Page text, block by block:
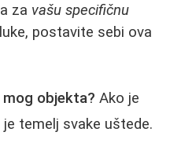
za vašu specifičnu
postavite sebi ova
mog objekta? Ako je
temelj svake uštede.